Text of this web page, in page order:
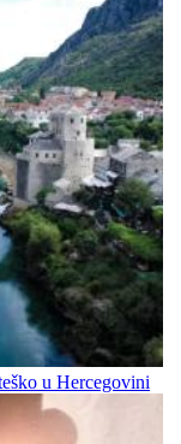
u Hercegovini